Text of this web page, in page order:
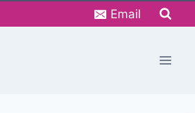
Email